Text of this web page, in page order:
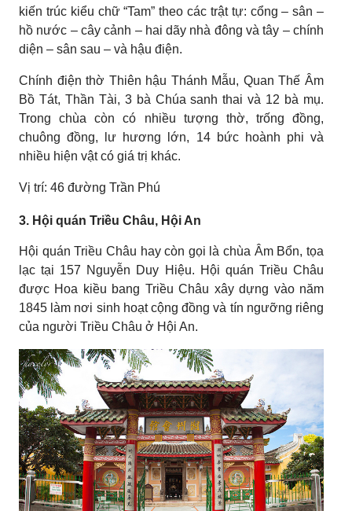
kiến trúc kiểu chữ “Tam” theo các trật tự: cổng – sân –
hồ nước – cây cảnh – hai dãy nhà đông và tây – chính
diện – sân sau – và hậu điện.
Chính điện thờ Thiên hậu Thánh Mẫu, Quan Thế Âm
Bồ Tát, Thần Tài, 3 bà Chúa sanh thai và 12 bà mụ.
Trong chùa còn có nhiều tượng thờ, trống đồng,
chuông đồng, lư hương lớn, 14 bức hoành phi và
nhiều hiện vật có giá trị khác.
Vị trí: 46 đường Trần Phú
3. Hội quán Triều Châu, Hội An
Hội quán Triều Châu hay còn gọi là chùa Âm Bổn, tọa
lạc tại 157 Nguyễn Duy Hiệu. Hội quán Triều Châu
được Hoa kiều bang Triều Châu xây dựng vào năm
1845 làm nơi sinh hoạt cộng đồng và tín ngưỡng riêng
của người Triều Châu ở Hội An.